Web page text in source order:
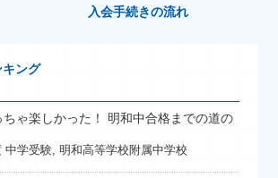
入会手続きの流れ
ング
ちゃ楽しかった！ 明和中合格までの道の
中学受験, 明和高等学校附属中学校